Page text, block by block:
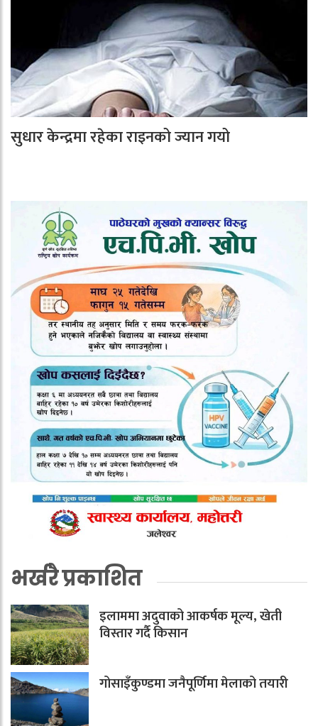
सुधार केन्द्रमा रहेका राइनको ज्यान गयो
भर्खरै प्रकाशित
इलाममा अदुवाको आकर्षक मूल्य, खेती
विस्तार गर्दै किसान
गोसाइँकुण्डमा जनैपूर्णिमा मेलाको तयारी